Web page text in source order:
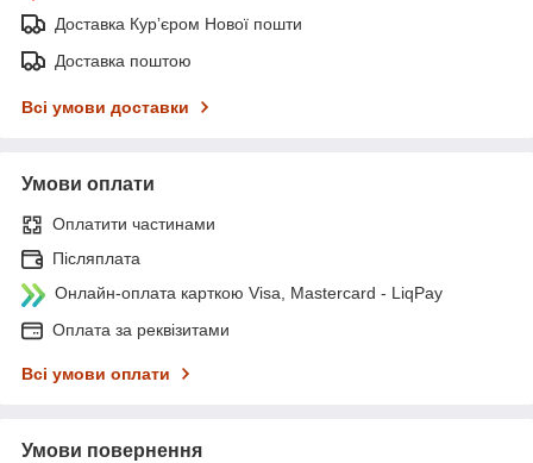
Доставка Курʼєром Нової пошти
Доставка поштою
Всі умови доставки
Умови оплати
Оплатити частинами
Післяплата
Онлайн-оплата карткою Visa, Mastercard - LiqPay
Оплата за реквізитами
Всі умови оплати
Умови повернення